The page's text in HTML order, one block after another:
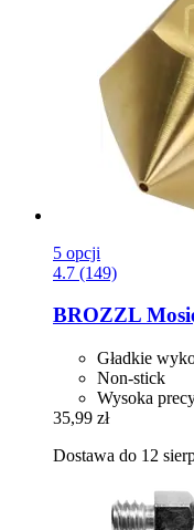
5 opcji
4.7 (149)
BROZZL
Gładkie
Non-stick
Wysoka
35,99 zł
Dostawa do 12